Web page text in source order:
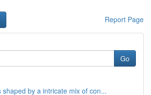
Report Page
Go
shaped by a intricate mix of con...